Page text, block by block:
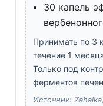
30 капель
Принимать по 3
течение 1
Только под
ферментов
Источник: